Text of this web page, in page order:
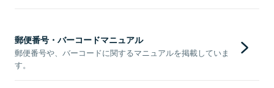
郵便番号・バーコードマニュアル
郵便番号や、バーコードに関するマニュアルを掲載していま
す。